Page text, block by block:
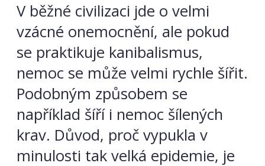
V běžné civilizaci jde o velmi
vzácné onemocnění, ale pokud
se praktikuje kanibalismus,
nemoc se může velmi rychle šířit.
Podobným způsobem se
například šíří i nemoc šílených
krav. Důvod, proč vypukla v
minulosti tak velká epidemie, je